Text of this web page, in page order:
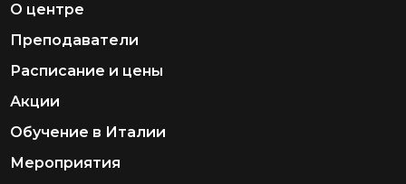
О центре
Преподаватели
Расписание и цены
Акции
Обучение в Италии
Мероприятия